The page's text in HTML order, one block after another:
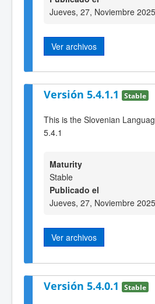
Jueves, 27, Noviembre
Ver archivos
Versión 5.4.1.1 Stable
This is the Slovenian
5.4.1
Maturity
Stable
Publicado el
Jueves, 27, Noviembre
Ver archivos
Versión 5.4.0.1 Stable